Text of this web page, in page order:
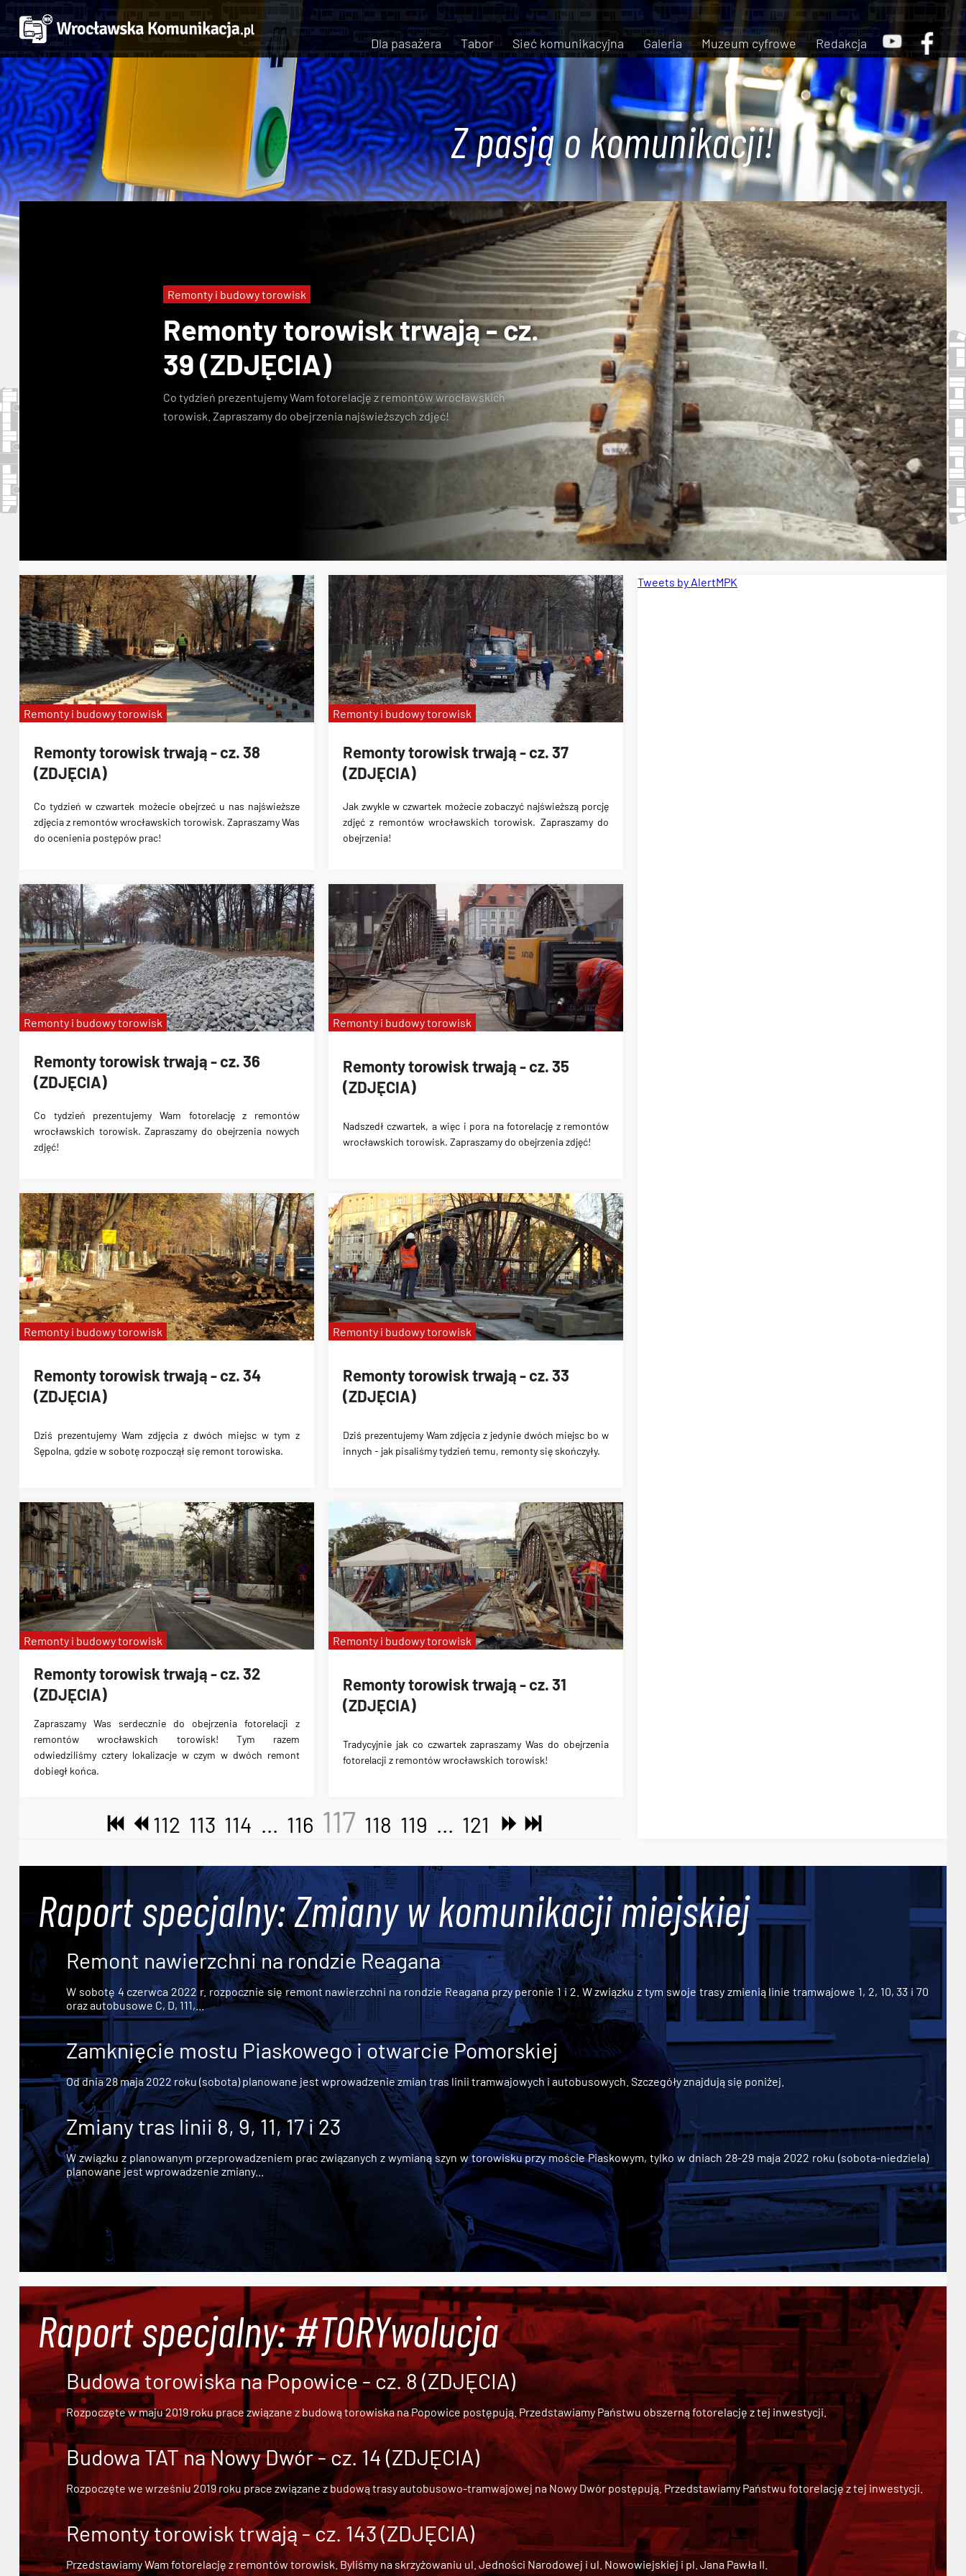
Dla pasażera Tabor Sieć komunikacyjna Galeria Muzeum cyfrowe Redakcja
Z pasją o komunikacji!
Remonty torowisk trwają - cz.
39 (ZDJĘCIA)
Co tydzień prezentujemy Wam fotorelację z remontów wrocławskich
torowisk. Zapraszamy do obejrzenia najświeższych zdjęć!
Remonty i budowy torowisk
Remonty torowisk trwają - cz. 38
(ZDJĘCIA)
Co tydzień w czwartek możecie obejrzeć u nas najświeższe
zdjęcia z remontów wrocławskich torowisk. Zapraszamy Was
do ocenienia postępów prac!
Remonty i budowy torowisk
Remonty torowisk trwają - cz. 37
(ZDJĘCIA)
Jak zwykle w czwartek możecie zobaczyć najświeższą porcję
zdjęć z remontów wrocławskich torowisk. Zapraszamy do
obejrzenia!
Remonty i budowy torowisk
Remonty torowisk trwają - cz. 36
(ZDJĘCIA)
Co tydzień prezentujemy Wam fotorelację z remontów
wrocławskich torowisk. Zapraszamy do obejrzenia nowych
zdjęć!
Remonty i budowy torowisk
Remonty torowisk trwają - cz. 35
(ZDJĘCIA)
Nadszedł czwartek, a więc i pora na fotorelację z remontów
wrocławskich torowisk. Zapraszamy do obejrzenia zdjęć!
Remonty i budowy torowisk
Remonty torowisk trwają - cz. 34
(ZDJĘCIA)
Dziś prezentujemy Wam zdjęcia z dwóch miejsc w tym z
Sępolna, gdzie w sobotę rozpoczął się remont torowiska.
Remonty i budowy torowisk
Remonty torowisk trwają - cz. 33
(ZDJĘCIA)
Dziś prezentujemy Wam zdjęcia z jedynie dwóch miejsc bo w
innych - jak pisaliśmy tydzień temu, remonty się skończyły.
Remonty i budowy torowisk
Remonty torowisk trwają - cz. 32
(ZDJĘCIA)
Zapraszamy Was serdecznie do obejrzenia fotorelacji z
remontów wrocławskich torowisk! Tym razem
odwiedziliśmy cztery lokalizacje w czym w dwóch remont
dobiegł końca.
Remonty i budowy torowisk
Remonty torowisk trwają - cz. 31
(ZDJĘCIA)
Tradycyjnie jak co czwartek zapraszamy Was do obejrzenia
fotorelacji z remontów wrocławskich torowisk!
Remonty i budowy torowisk
112 113 114 ... 116 117 118 119 ... 121
Tweets by AlertMPK
Raport specjalny: Zmiany w komunikacji miejskiej
Remont nawierzchni na rondzie Reagana
W sobotę 4 czerwca 2022 r. rozpocznie się remont nawierzchni na rondzie Reagana przy peronie 1 i 2. W związku z tym swoje trasy zmienią linie tramwajowe 1, 2, 10, 33 i 70
oraz autobusowe C, D, 111,...
Zamknięcie mostu Piaskowego i otwarcie Pomorskiej
Od dnia 28 maja 2022 roku (sobota) planowane jest wprowadzenie zmian tras linii tramwajowych i autobusowych. Szczegóły znajdują się poniżej.
Zmiany tras linii 8, 9, 11, 17 i 23
W związku z planowanym przeprowadzeniem prac związanych z wymianą szyn w torowisku przy moście Piaskowym, tylko w dniach 28-29 maja 2022 roku (sobota-niedziela)
planowane jest wprowadzenie zmiany...
Raport specjalny: #TORYwolucja
Budowa torowiska na Popowice - cz. 8 (ZDJĘCIA)
Rozpoczęte w maju 2019 roku prace związane z budową torowiska na Popowice postępują. Przedstawiamy Państwu obszerną fotorelację z tej inwestycji.
Budowa TAT na Nowy Dwór - cz. 14 (ZDJĘCIA)
Rozpoczęte we wrześniu 2019 roku prace związane zbudową trasy autobusowo-tramwajowej na Nowy Dwórpostępują. Przedstawiamy Państwu fotorelację z tej inwestycji.
Remonty torowisk trwają - cz. 143 (ZDJĘCIA)
Przedstawiamy Wam fotorelację z remontów torowisk. Byliśmy na skrzyżowaniu ul. Jedności Narodowej i ul. Nowowiejskiej i pl. Jana Pawła II.